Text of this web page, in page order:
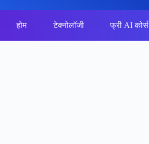
होम टेक्नोलॉजी फ्री AI कोर्स